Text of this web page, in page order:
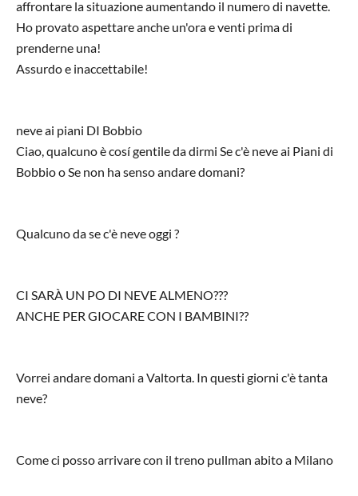
affrontare la situazione aumentando il numero di navette.
Ho provato aspettare anche un'ora e venti prima di
prenderne una!
Assurdo e inaccettabile!
neve ai piani DI Bobbio
Ciao, qualcuno è cosí gentile da dirmi Se c'è neve ai Piani di
Bobbio o Se non ha senso andare domani?
Qualcuno da se c'è neve oggi ?
CI SARÀ UN PO DI NEVE ALMENO???
ANCHE PER GIOCARE CON I BAMBINI??
Vorrei andare domani a Valtorta. In questi giorni c'è tanta
neve?
Come ci posso arrivare con il treno pullman abito a Milano